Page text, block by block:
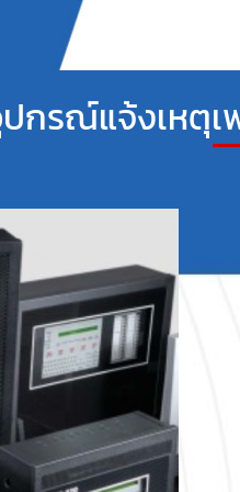
กรณ์แจ้งเหตุเ